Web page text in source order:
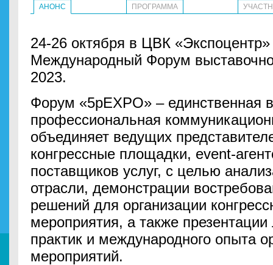
АНОНС ПРОГРАММА
24-26 октября в ЦВК
Международный Форум
2023.
Форум «5pEXPO» – единственная
профессиональная
объединяет ведущих
конгрессные площадки, event-
поставщиков услуг, с целью
отрасли, демонстрации
решений для организации
мероприятия, а также
практик и международного опыта
мероприятий.